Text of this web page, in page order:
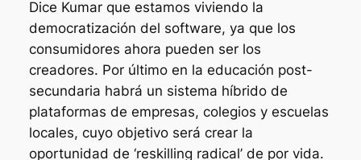
Dice Kumar que estamos viviendo la
democratización del software, ya que los
consumidores ahora pueden ser los
creadores. Por último en la educación post-
secundaria habrá un sistema híbrido de
plataformas de empresas, colegios y escuelas
locales, cuyo objetivo será crear la
oportunidad de ‘reskilling radical’ de por vida.